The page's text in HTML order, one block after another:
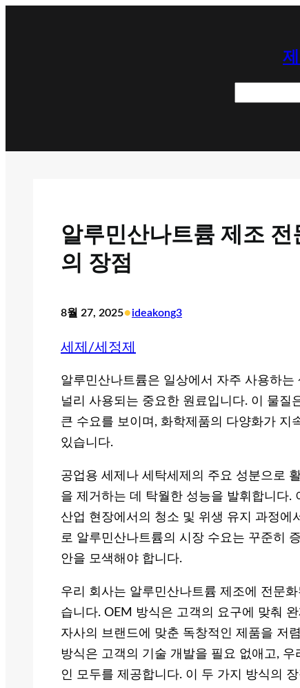
알루민산나트륨 제조
의 장점
8월 27, 2025•ideakong3
세제/세정제
알루민산나트륨은 일상에서 자주 사용하는
널리 사용되는 중요한 원료입니다. 이 물질
큰 수요를 보이며, 화학제품의 다양화가 지
있습니다.
공업용 세제나 세탁세제의 주요 성분으로
을 제거하는 데 탁월한 성능을 발휘합니다.
산업 현장에서의 청소 및 위생 유지 과정에
로 알루민산나트륨의 시장 수요는 꾸준히
안을 모색해야 합니다.
우리 회사는 알루민산나트륨 제조에 전문
습니다. OEM 방식은 고객의 요구에 맞춰
자사의 브랜드에 맞춘 독창적인 제품을 저
방식은 고객의 기술 개발을 필요 없애고,
인 모두를 제공합니다. 이 두 가지 방식의